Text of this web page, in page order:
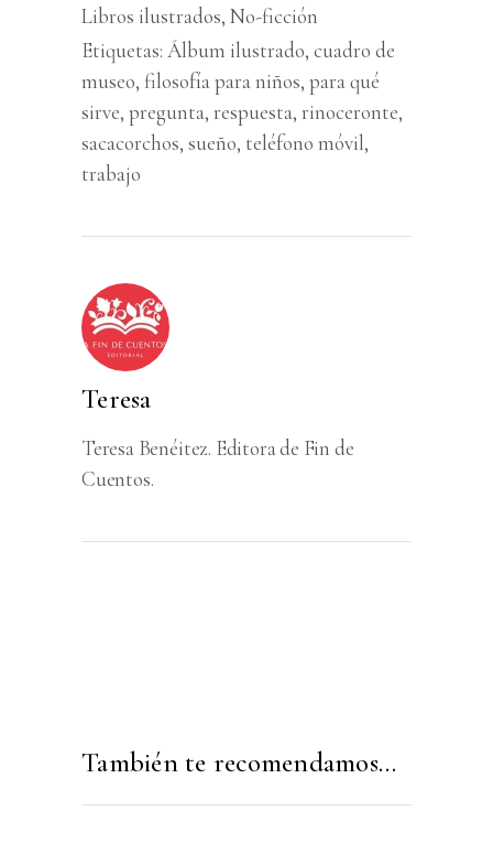
Libros ilustrados, No-ficción
Etiquetas: Álbum ilustrado, cuadro de
museo, filosofía para niños, para qué
sirve, pregunta, respuesta, rinoceronte,
sacacorchos, sueño, teléfono móvil,
trabajo
Teresa
Teresa Benéitez. Editora de Fin de
Cuentos.
También te recomendamos…